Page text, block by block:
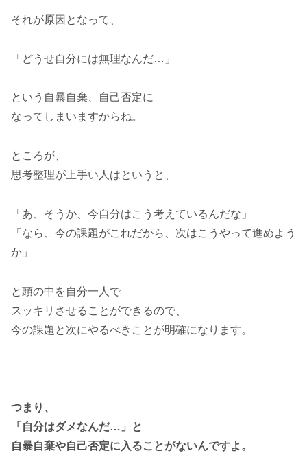
それが原因となって、
「どうせ自分には無理なんだ…」
という自暴自棄、自己否定に
なってしまいますからね。
ところが、
思考整理が上手い人はというと、
「あ、そうか、今自分はこう考えているんだな」
「なら、今の課題がこれだから、次はこうやって進めよう
か」
と頭の中を自分一人で
スッキリさせることができるので、
今の課題と次にやるべきことが明確になります。
つまり、
「自分はダメなんだ…」と
自暴自棄や自己否定に入ることがないんですよ。